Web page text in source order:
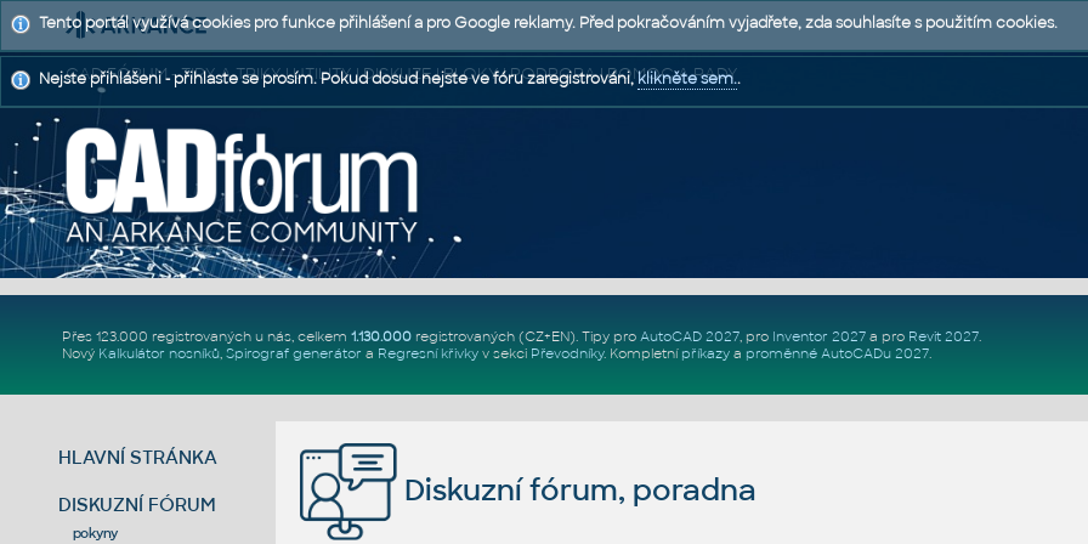
CAD FÓRUM - TIPY A TRIKY | UTILITY | DISKUZE | BLOKY | PODPORA | POMOC A RADY
Přes 123.000 registrovaných u nás, celkem 1.130.000registrovaných (CZ+EN). Tipy pro AutoCAD 2027, pro Inventor 2027a pro Revit 2027.
Nový Kalkulátor nosníků, Spirograf generátor a Regresní křivkyv sekci Převodníky. Kompletní příkazya proměnné AutoCADu 2027.
HLAVNÍ STRÁNKA
DISKUZNÍ FÓRUM
pokyny
Diskuzní fórum, poradna
Tento portál využívá cookies pro funkce přihlášení a pro Google reklamy. Před pokračováním vyjadřete, zda souhlasíte s použitím cookies.
Nejste přihlášeni - přihlaste se prosím. Pokud dosud nejste ve fóru zaregistrováni,klikněte sem..